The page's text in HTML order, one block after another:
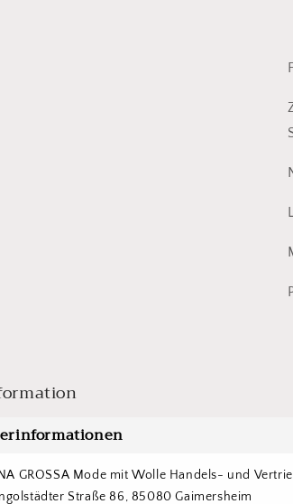
GROSSA Mode mit Wolle Handels- und
Straße 86, 85080 Gaimersheim